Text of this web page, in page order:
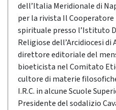
dell’Italia Meridionale di
per la rivista Il
spirituale presso l’Istituto
Religiose dell’Arcidiocesi di
direttore editoriale del
bioeticista nel Comitato
cultore di materie
I.R.C. in alcune Scuole
Presidente del sodalizio